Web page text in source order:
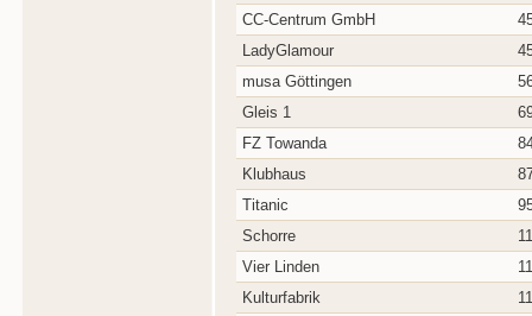
CC-Centrum GmbH
LadyGlamour
musa Göttingen
Gleis 1
FZ Towanda
Klubhaus
Titanic
Schorre
Vier Linden
Kulturfabrik